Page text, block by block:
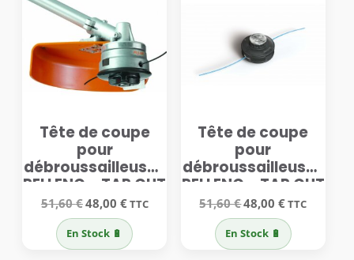
Tête de coupe
pour
débroussailleuses
PELLENC – TAP CUT
2
51,60€Le
prix
initial
était :
51,60 €.
48,00 €Le
actuel
est :
48,00 €.
TTC
En Stock 🔋
Tête de coupe
pour
débroussailleuses
PELLENC – TAP CUT
3
51,60€Le
prix
initial
était :
51,60 €.
48,00€Le
actuel
est :
48,00 €.
TTC
En Stock 🔋